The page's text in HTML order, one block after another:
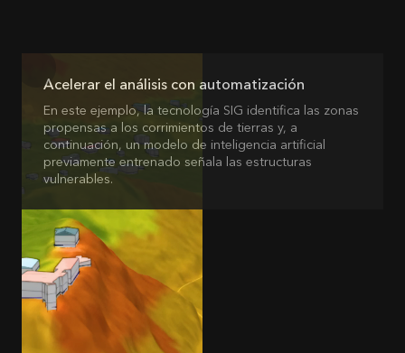
Acelerar el análisis con automatización
En este ejemplo, la tecnología SIG identifica las zonas
propensas a los corrimientos de tierras y, a
continuación, un modelo de inteligencia artificial
previamente entrenado señala las estructuras
vulnerables.